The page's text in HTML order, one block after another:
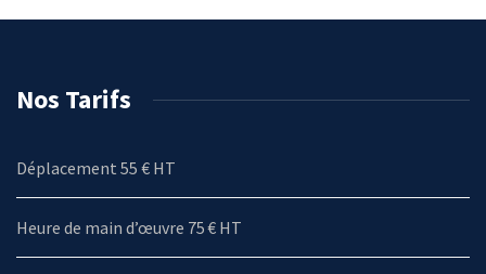
Nos Tarifs
Déplacement 55 € HT
Heure de main d’œuvre 75 € HT